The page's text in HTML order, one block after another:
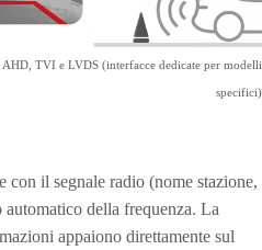
TVI e LVDS (interfacce dedicate per modelli